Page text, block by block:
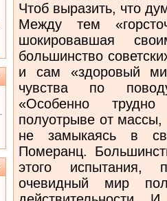
Чтоб выразить, что
Между тем
шокировавшая
большинство
и сам «здоровый
чувства по
«Особенно
полуотрыве от
не замыкаясь в
Померанц.
этого испытания,
очевидный мир